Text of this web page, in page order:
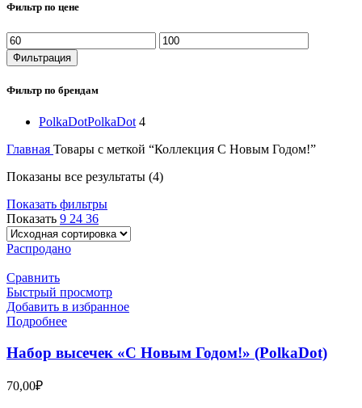
Фильтр по цене
Минимальная
цена
Максимальная
цена
Фильтрация
Фильтр по брендам
PolkaDotPolkaDot 4
Главная Товары с меткой “Коллекция С Новым Годом!”
Показаны все результаты (4)
Показать фильтры
Показать 9 24 36
Распродано
Сравнить
Быстрый просмотр
Добавить в избранное
Подробнее
Набор высечек «С Новым Годом!» (PolkaDot)
70,00₽